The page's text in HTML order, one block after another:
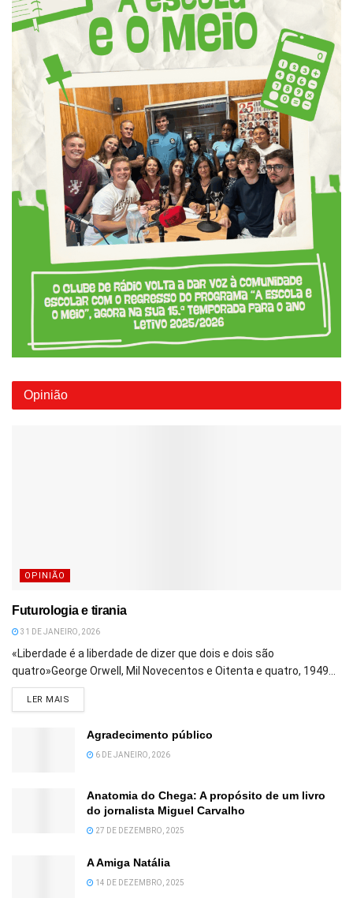
Opinião
OPINIÃO
Futurologia e tirania
31 DE JANEIRO, 2026
«Liberdade é a liberdade de dizer que dois e dois são
quatro»George Orwell, Mil Novecentos e Oitenta e quatro, 1949...
LER MAIS
Agradecimento público
6 DE JANEIRO, 2026
Anatomia do Chega: A propósito de um livro
do jornalista Miguel Carvalho
27 DE DEZEMBRO, 2025
A Amiga Natália
14 DE DEZEMBRO, 2025